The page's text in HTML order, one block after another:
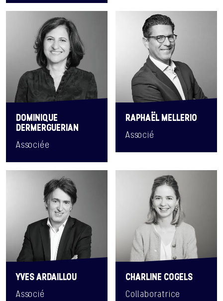
DOMINIQUE
DERMERGUERIAN
Associée
RAPHAËL MELLERIO
Associé
YVES ARDAILLOU
Associé
CHARLINE COGELS
Collaboratrice